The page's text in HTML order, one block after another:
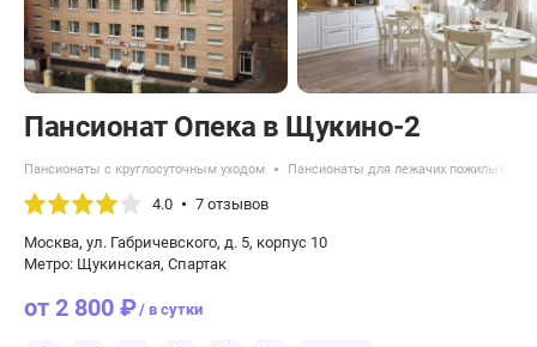
Пансионат Опека в Щукино-2
Пансионаты с круглосуточным уходом Пансионаты для лежачих пожилых
4.0 7 отзывов
Москва, ул. Габричевского, д. 5, корпус 10
Метро: Щукинская, Спартак
от 2 800 ₽/ в сутки